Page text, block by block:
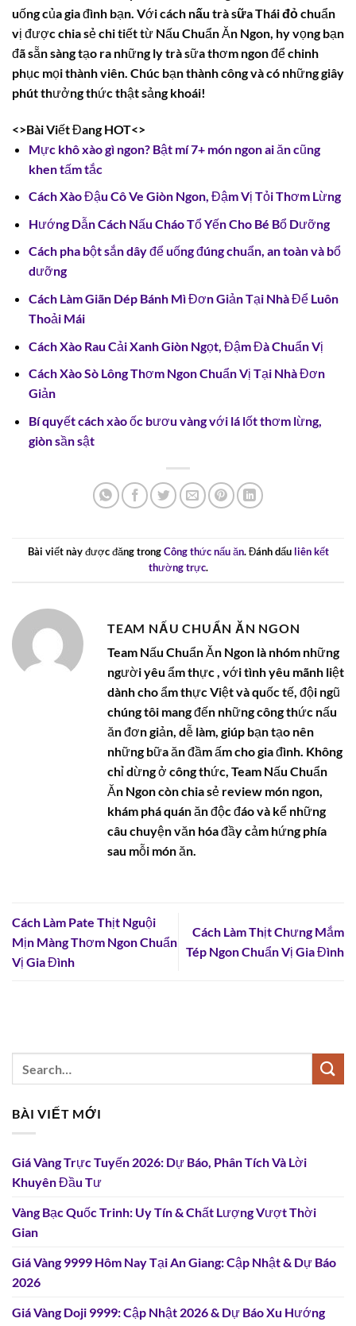
uống của gia đình bạn. Vớicách nấu trà sữa Thái đỏchuẩn
vị được chia sẻ chi tiết từ Nấu Chuẩn Ăn Ngon, hy vọng bạn
đã sẵn sàng tạo ra những ly trà sữa thơm ngon để chinh
phục mọi thành viên. Chúc bạn thành công và có những giây
phút thưởng thức thật sảng khoái!
<>Bài Viết Đang HOT<>
Mực khô xào gì ngon? Bật mí 7+ món ngon ai ăn cũng
khen tấm tắc
Cách Xào Đậu Cô Ve Giòn Ngon, Đậm Vị Tỏi Thơm Lừng
Hướng Dẫn Cách Nấu Cháo Tổ Yến Cho Bé Bổ Dưỡng
Cách pha bột sắn dây để uống đúng chuẩn, an toàn và bổ
dưỡng
Cách Làm Giãn Dép Bánh Mì Đơn Giản Tại Nhà Để Luôn
Thoải Mái
Cách Xào Rau Cải Xanh Giòn Ngọt, Đậm Đà Chuẩn Vị
Cách Xào Sò Lông Thơm Ngon Chuẩn Vị Tại Nhà Đơn
Giản
Bí quyết cách xào ốc bươu vàng với lá lốt thơm lừng,
giòn sần sật
Bài viết này được đăng trongCông thức nấu ăn. Đánh dấu liên kết
thường trực.
TEAM NẤU CHUẨN ĂN NGON
Team Nấu Chuẩn Ăn Ngon là nhóm những
người yêu ẩm thực , với tình yêu mãnh liệt
dành cho ẩm thực Việt và quốc tế, đội ngũ
chúng tôi mang đến những công thức nấu
ăn đơn giản, dễ làm, giúp bạn tạo nên
những bữa ăn đầm ấm cho gia đình. Không
chỉ dừng ở công thức, Team Nấu Chuẩn
Ăn Ngon còn chia sẻ review món ngon,
khám phá quán ăn độc đáo và kể những
câu chuyện văn hóa đầy cảm hứng phía
sau mỗi món ăn.
Cách Làm Pate Thịt Nguội
Mịn Màng Thơm Ngon Chuẩn
Vị Gia Đình
Cách Làm Thịt Chưng Mắm
Tép Ngon Chuẩn Vị Gia Đình
BÀI VIẾT MỚI
Giá Vàng Trực Tuyến 2026: Dự Báo, Phân Tích Và Lời
Khuyên Đầu Tư
Vàng Bạc Quốc Trinh: Uy Tín & Chất Lượng Vượt Thời
Gian
Giá Vàng 9999 Hôm Nay Tại An Giang: Cập Nhật & Dự Báo
2026
Giá Vàng Doji 9999: Cập Nhật 2026 & Dự Báo Xu Hướng